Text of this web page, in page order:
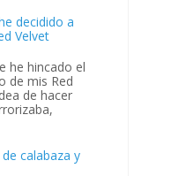
decidido a
Velvet
he hincado el
de mis Red
de hacer
calabaza y